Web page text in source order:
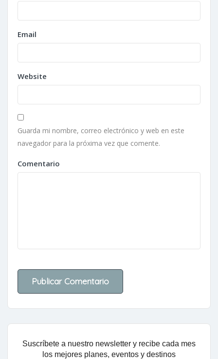
Email
Website
Guarda mi nombre, correo electrónico y web en este
navegador para la próxima vez que comente.
Comentario
Suscríbete a nuestro newsletter y recibe cada mes
los mejores planes, eventos y destinos